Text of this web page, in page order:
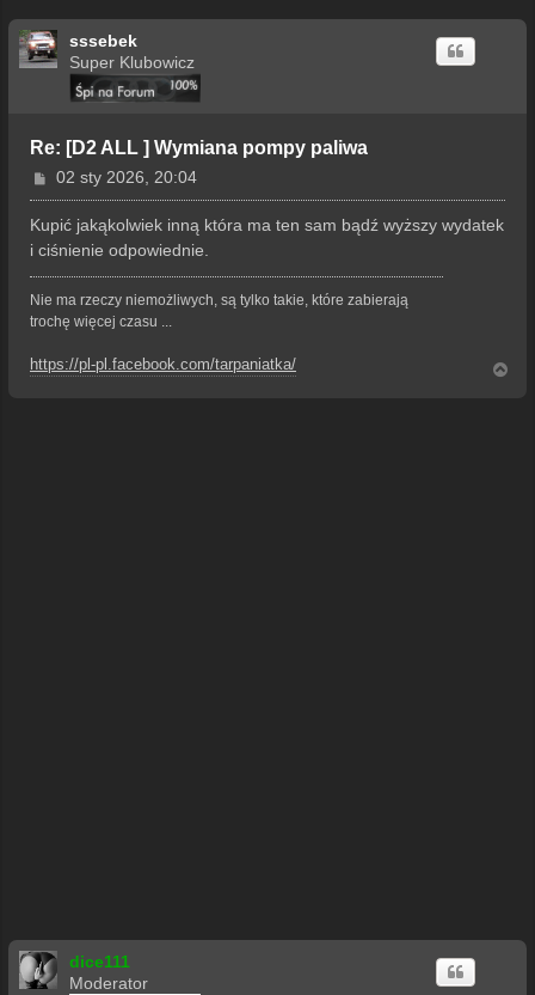
sssebek
Super Klubowicz
Re: [D2 ALL ] Wymiana pompy paliwa
P
o
s
t
02 sty 2026, 20:04
Kupić jakąkolwiek inną która ma ten sam bądź wyższy wydatek
i ciśnienie odpowiednie.
Nie ma rzeczy niemożliwych, są tylko takie, które zabierają
trochę więcej czasu ...
https://pl-pl.facebook.com/tarpaniatka/
dice111
Moderator